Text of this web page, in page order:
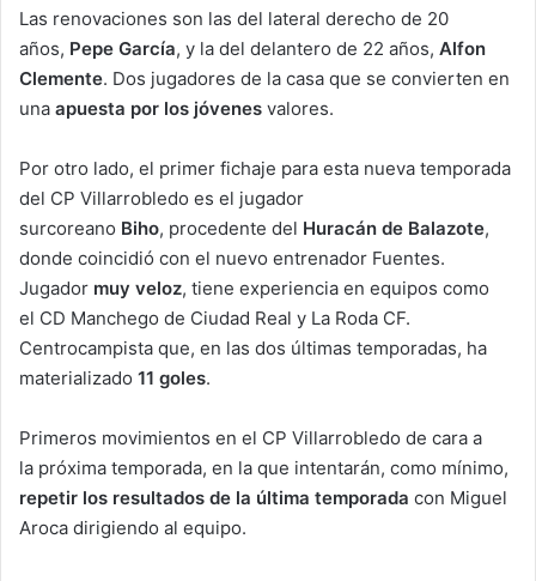
Las renovaciones son las del lateral derecho de 20
años, Pepe García, y la del delantero de 22 años, Alfon
Clemente. Dos jugadores de la casa que se convierten en
una apuesta por los jóvenes valores.
Por otro lado, el primer fichaje para esta nueva temporada
del CP Villarrobledo es el jugador
surcoreano Biho, procedente del Huracán de Balazote,
donde coincidió con el nuevo entrenador Fuentes.
Jugador muy veloz, tiene experiencia en equipos como
el CD Manchego de Ciudad Real y La Roda CF.
Centrocampista que, en las dos últimas temporadas, ha
materializado 11 goles.
Primeros movimientos en el CP Villarrobledo de cara a
la próxima temporada, en la que intentarán, como mínimo,
repetir los resultados de la última temporada con Miguel
Aroca dirigiendo al equipo.